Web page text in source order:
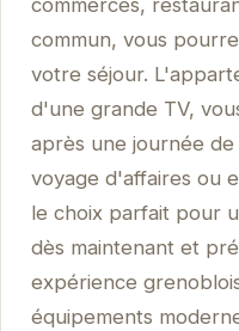
commerces,
commun, vous
votre séjour.
d'une grande TV,
après une journée de
voyage d'affaires ou
le choix parfait pour
dès maintenant et
expérience
équipements